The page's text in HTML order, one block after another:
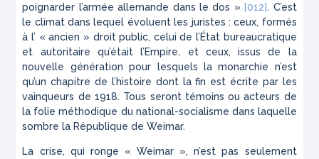
poignarder l’armée allemande dans le dos »[012]. C’est
le climat dans lequel évoluent les juristes : ceux, formés
à l’ « ancien » droit public, celui de l’État bureaucratique
et autoritaire qu’était l’Empire, et ceux, issus de la
nouvelle génération pour lesquels la monarchie n’est
qu’un chapitre de l’histoire dont la fin est écrite par les
vainqueurs de 1918. Tous seront témoins ou acteurs de
la folie méthodique du national-socialisme dans laquelle
sombre la République de Weimar.
La crise, qui ronge « Weimar », n’est pas seulement